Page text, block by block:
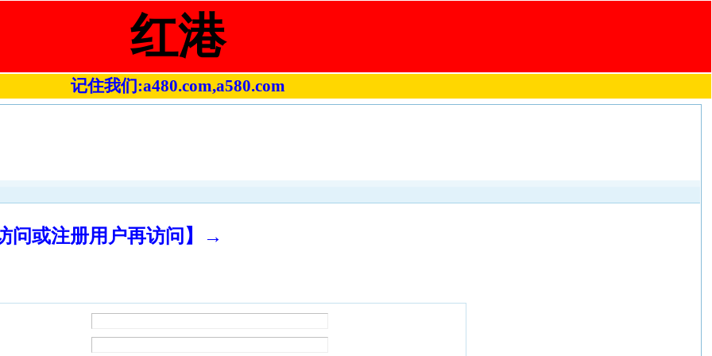
红港
记住我们:a480.com,a580.com
问或注册用户再访问】→